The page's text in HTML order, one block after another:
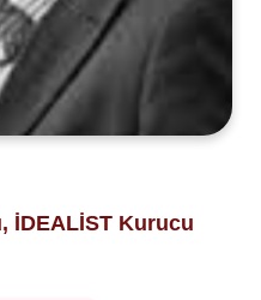
İDEALİST Kurucu